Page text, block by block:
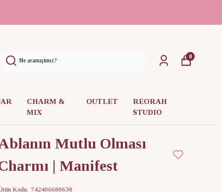
CHARM &
MIX
OUTLET
REORAH
STUDIO
0
Mutlu Olması
| Manifest
Kodu: 742406680638